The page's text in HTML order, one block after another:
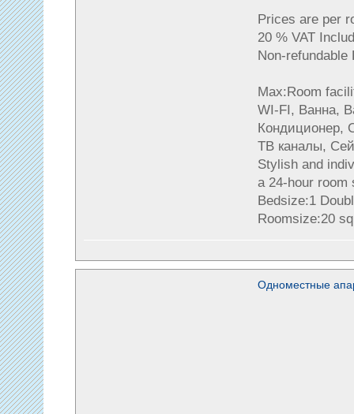
Prices are per
20 % VAT
Non-refundable
Max:Room
WI-FI, Ванна,
Кондиционер,
ТВ каналы,
Stylish and
a 24-hour room
Bedsize:1
Roomsize:20
Одноместные